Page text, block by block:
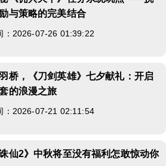
与策略的完美结合
：2026-07-26 01:39:22
桥，《刀剑英雄》七夕献礼：开启
的浪漫之旅
：2026-07-21 02:11:54
诛仙2》中秋将至没有福利怎敢惊动你